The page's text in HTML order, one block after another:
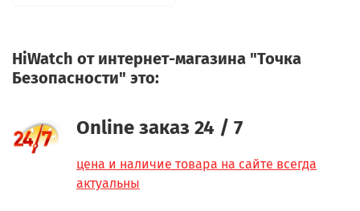
HiWatch от интернет-магазина "Точка
Безопасности" это:
Online заказ 24 / 7
цена и наличие товара на сайте всегда
актуальны